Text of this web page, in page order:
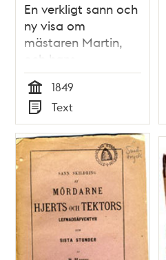
En verkligt sann och
ny visa om
mästaren Martin,
och hans
närvarande
belägenhet
Tid
1849
Typ
Text